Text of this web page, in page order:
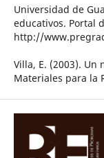
Universidad de
educativos. Portal
http://
Villa, E. (2003). Un
Materiales para la